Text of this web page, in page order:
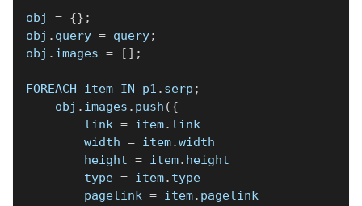
obj = {} ;
obj . query = query;
obj . images = [ ] ;
FOREACH item IN p1 . serp ;
    obj
. images . push ({
        link
= item. link
        width
= item.width
        height
= item. height
        type
= item. type
        pagelink
= item. pagelink